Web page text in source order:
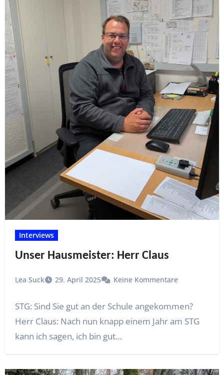
Interviews
Unser Hausmeister: Herr Claus
Lea Suck 29. April 2025 Keine Kommentare
STG: Sind Sie gut an der Schule angekommen?
Herr Claus: Nach nun knapp einem Jahr am STG
kann ich sagen, ich bin gut…